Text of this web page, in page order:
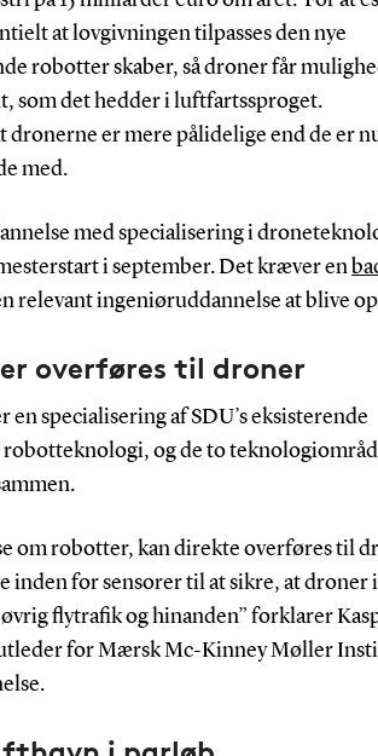
at lovgivningen tilpasses den nye
robotter skaber, så droner får
som det hedder i luftfartssproget.
er mere pålidelige end de er
med.
med specialisering i
i september. Det kræver en
relevant ingeniøruddannelse at blive
overføres til droner
en specialisering af SDU’s eksisterende
og de to
om robotter, kan direkte overføres til
inden for sensorer til at sikre, at droner
flytrafik og hinanden” forklarer
for Mærsk Mc-Kinney Møller